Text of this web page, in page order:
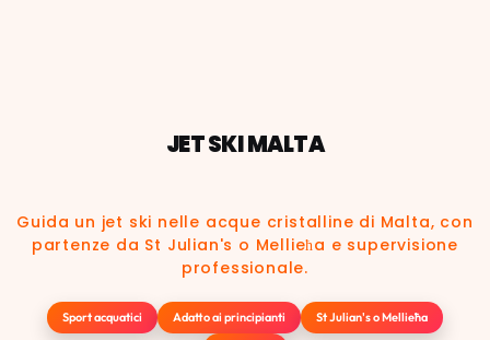
JET SKI MALTA
Guida un jet ski nelle acque cristalline di Malta, con
partenze da St Julian's o Mellieħa e supervisione
professionale.
Sport acquatici Adatto ai principianti St Julian's o Mellieħa